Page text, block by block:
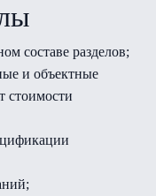
составе разделов;
и объектные
стоимости